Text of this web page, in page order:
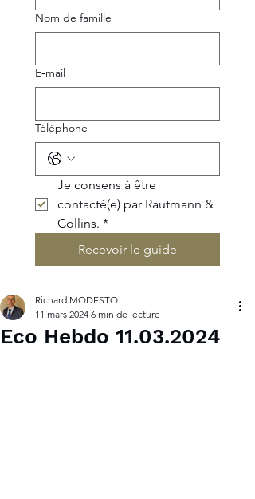
Nom de famille
E‑mail
Téléphone
Je consens à être
contacté(e) par Rautmann &
Collins. *
Recevoir le guide
Eco Hebdo 11.03.2024
Richard MODESTO
11 mars 2024 6 min de lecture